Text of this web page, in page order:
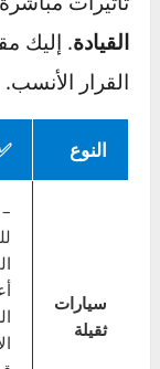
عند اتخاذ
الخارجي أو